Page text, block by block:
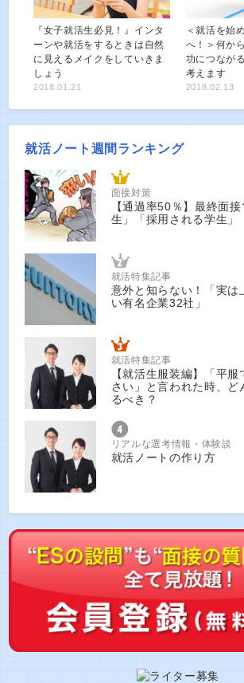
『女子就活生必見！』インタ
ーンや就活をするときは自然
に見えるメイクをしていきま
しょう
2018.01.21
＜就活を始
へ！＞何か
功につなが
考えます
2018.02.13
就活ノート週間ランキング
面接対策
【通過率50％】最終面
生」「採用される学生」
就活特集記事
意外と知らない！「実は
い有名企業32社」
就活特集記事
【就活生服装編】「平
さい」と言われた時、ど
るべき？
リアルな選考情報・体験談
就活ノートの作り方